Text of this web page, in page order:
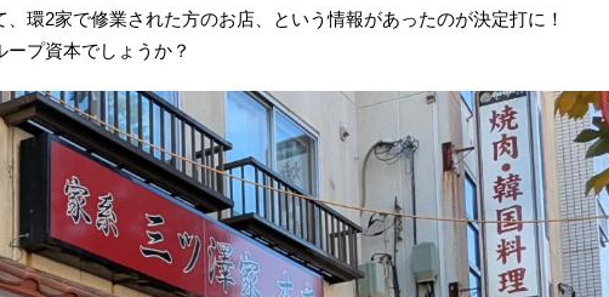
環2家で修業された方のお店、という情報があったのが決定打に！
プ資本でしょうか？